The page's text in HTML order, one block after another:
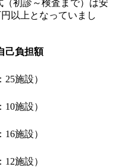
初診～検査まで）は安
以上 となっていまし
己負担額
25施設）
10施設）
16施設）
12施設）